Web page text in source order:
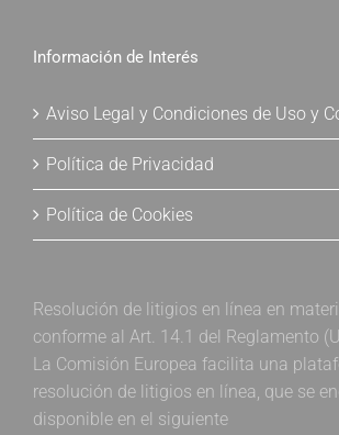
Información de Interés
Aviso Legal y Condiciones de Uso y
Política de Privacidad
Política de Cookies
Resolución de litigios en línea en
conforme al Art. 14.1 del Reglamento
La Comisión Europea facilita una
resolución de litigios en línea, que se
disponible en el siguiente